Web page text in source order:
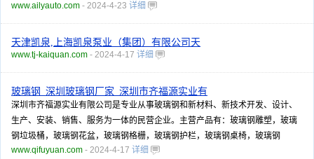
www.ailyauto.com - 2024-4-23 详细
天津凯泉,上海凯泉泵业（集团）有限公司天
www.tj-kaiquan.com - 2024-4-17 详细
玻璃钢_深圳玻璃钢厂家_深圳市齐福源实业有
深圳市齐福源实业有限公司是专业从事玻璃钢和新材料、新技术开发、设计、
生产、安装、销售、服务为一体的民营企业。主营产品有：玻璃钢雕塑，玻璃
钢垃圾桶，玻璃钢花盆，玻璃钢格栅，玻璃钢护栏，玻璃钢桌椅，玻璃钢
www.qifuyuan.com - 2024-4-17 详细